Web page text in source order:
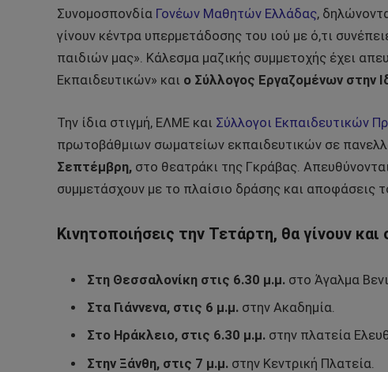
Συνομοσπονδία Γονέων Μαθητών Ελλάδας,
γίνουν κέντρα υπερμετάδοσης του ιού με ό,τι
παιδιών μας». Κάλεσμα μαζικής συμμετοχής έχει
Εκπαιδευτικών» και ο Σύλλογος Εργαζομένων στην
Την ίδια στιγμή, ΕΛΜΕ και Σύλλογοι Εκπαιδευτικών
πρωτοβάθμιων σωματείων εκπαιδευτικών σε
Σεπτέμβρη, στο θεατράκι της Γκράβας.
συμμετάσχουν με το πλαίσιο δράσης και αποφάσεις
Κινητοποιήσεις την Τετάρτη, θα γίνουν
Στη Θεσσαλονίκη στις 6.30 μ.μ. στο Άγαλμα
Στα Γιάννενα, στις 6 μ.μ. στην Ακαδημία.
Στο Ηράκλειο, στις 6.30 μ.μ. στην πλατεία
Στην Ξάνθη, στις 7 μ.μ. στην Κεντρική Πλατεία.